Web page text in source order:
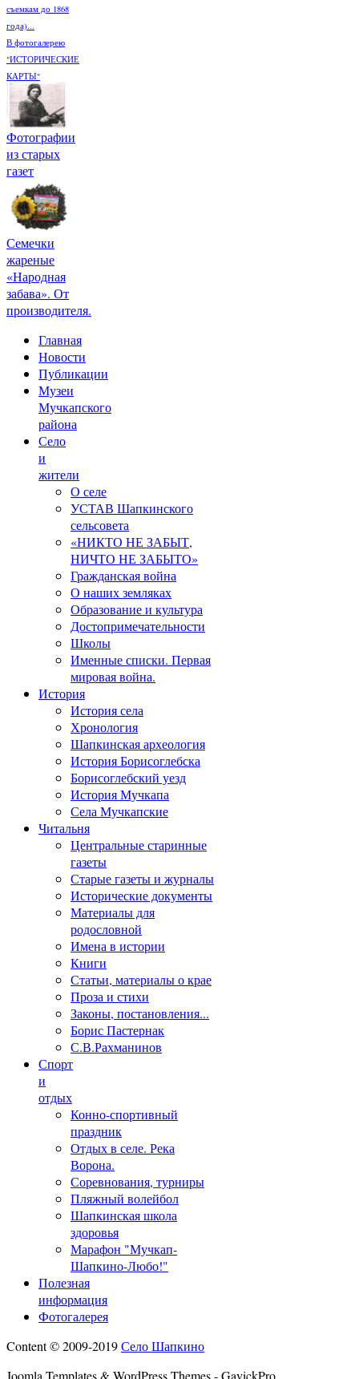
съемкам до 1868
года)...
В фотогалерею
"ИСТОРИЧЕСКИЕ
КАРТЫ"
Фотографии
из старых
газет
Семечки
жареные
«Народная
забава». От
производителя.
Главная
Новости
Публикации
Музеи
Мучкапского
района
Село
и
жители
О селе
УСТАВ Шапкинского
сельсовета
«НИКТО НЕ ЗАБЫТ,
НИЧТО НЕ ЗАБЫТО»
Гражданская война
О наших земляках
Образование и культура
Достопримечательности
Школы
Именные списки. Первая
мировая война.
История
История села
Хронология
Шапкинская археология
История Борисоглебска
Борисоглебский уезд
История Мучкапа
Села Мучкапские
Читальня
Центральные старинные
газеты
Старые газеты и журналы
Исторические документы
Материалы для
родословной
Имена в истории
Книги
Статьи, материалы о крае
Проза и стихи
Законы, постановления...
Борис Пастернак
С.В.Рахманинов
Спорт
и
отдых
Конно-спортивный
праздник
Отдых в селе. Река
Ворона.
Соревнования, турниры
Пляжный волейбол
Шапкинская школа
здоровья
Марафон "Мучкап-
Шапкино-Любо!"
Полезная
информация
Фотогалерея
Content © 2009-2019Село Шапкино
Joomla Templates & WordPress Themes - GavickPro